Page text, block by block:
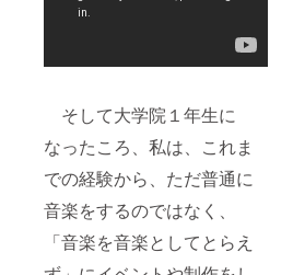
そして大学院１年生に
なったころ、私は、これま
での経験から、ただ普通に
音楽をするのではなく、
「音楽を音楽としてとらえ